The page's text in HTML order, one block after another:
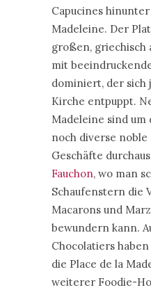
Capucines
Madeleine. Der
großen, griechisch
mit
dominiert, der sich
Kirche entpuppt.
Madeleine sind um
noch diverse noble
Geschäfte
Fauchon, wo man
Schaufenstern die
Macarons und
bewundern kann.
Chocolatiers
die Place de la
weiterer Foodie-